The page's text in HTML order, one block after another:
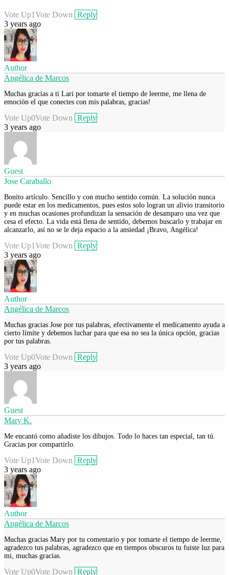
Vote Up1Vote Down Reply
3 years ago
Author
Angélica de Marcos
Muchas gracias a ti Lari por tomarte el tiempo de leerme, me llena de
emoción el que conectes con mis palabras, gracias!
Vote Up0Vote Down Reply
3 years ago
Guest
Jose Caraballo
Bonito artículo. Sencillo y con mucho sentido común. La solución nunca
puede estar en los medicamentos, pues estos solo logran un alivio transitorio
y en muchas ocasiones profundizan la sensación de desamparo una vez que
cesa el efecto. La vida está llena de sentido, debemos buscarlo y trabajar en
alcanzarlo, así no se le deja espacio a la ansiedad ¡Bravo, Angélica!
Vote Up1Vote Down Reply
3 years ago
Author
Angélica de Marcos
Muchas gracias Jose por tus palabras, efectivamente el medicamento ayuda a
cierto límite y debemos luchar para que esa no sea la única opción, gracias
por tus palabras.
Vote Up0Vote Down Reply
3 years ago
Guest
Mary K.
Me encantó como añadiste los dibujos. Todo lo haces tan especial, tan tú.
Gracias por compartirlo.
Vote Up1Vote Down Reply
3 years ago
Author
Angélica de Marcos
Muchas gracias Mary por tu comentario y por tomarte el tiempo de leerme,
agradezco tus palabras, agradezco que en tiempos obscuros tu fuiste luz para
mi, muchas gracias.
Vote Up0Vote Down Reply